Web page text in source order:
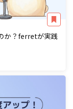
か？ferretが実践